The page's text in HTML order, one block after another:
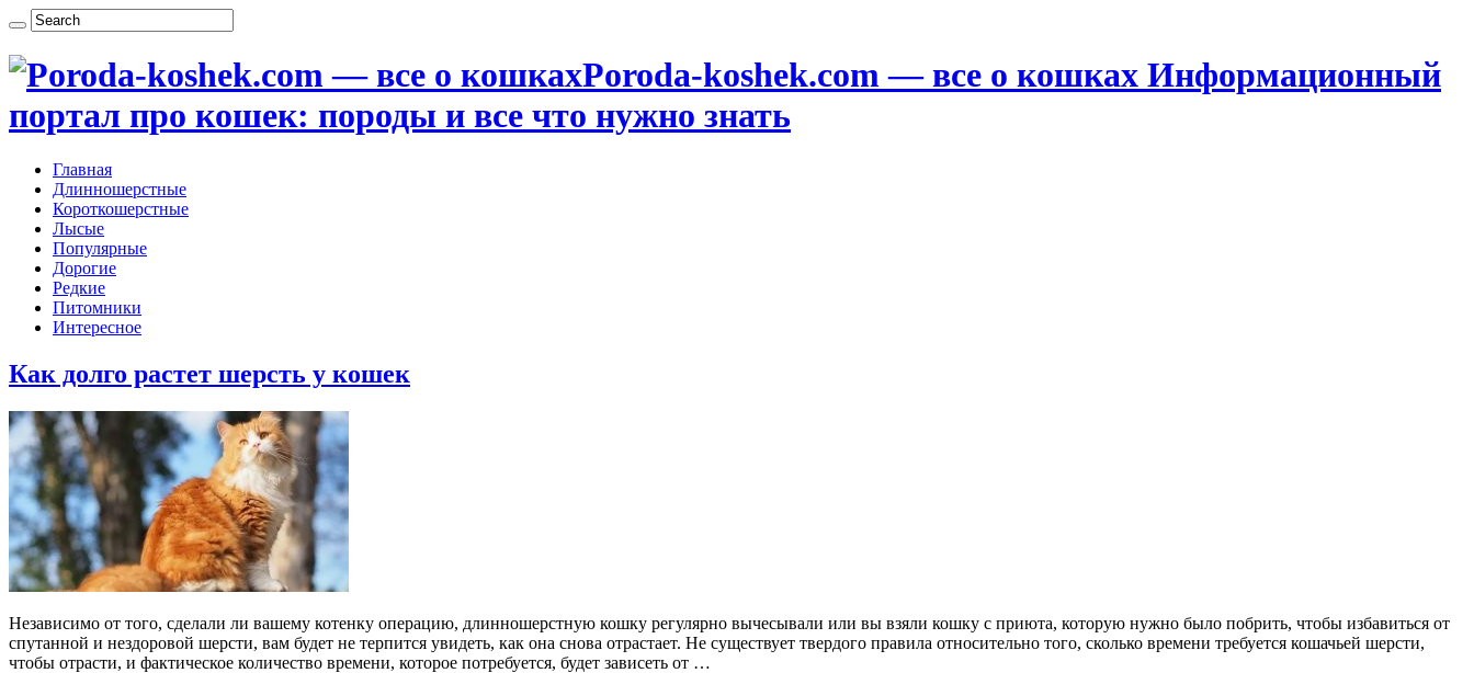
Poroda-koshek.com — все о кошках Информационный
портал про кошек: породы и все что нужно знать
Главная
Длинношерстные
Короткошерстные
Лысые
Популярные
Дорогие
Редкие
Питомники
Интересное
Как долго растет шерсть у кошек
Независимо от того, сделали ли вашему котенку операцию, длинношерстную кошку регулярно вычесывали или вы взяли кошку с приюта, которую нужно было побрить, чтобы избавиться от
спутанной и нездоровой шерсти, вам будет не терпится увидеть, как она снова отрастает. Не существует твердого правила относительно того, сколько времени требуется кошачьей шерсти,
чтобы отрасти, и фактическое количество времени, которое потребуется, будет зависеть от …